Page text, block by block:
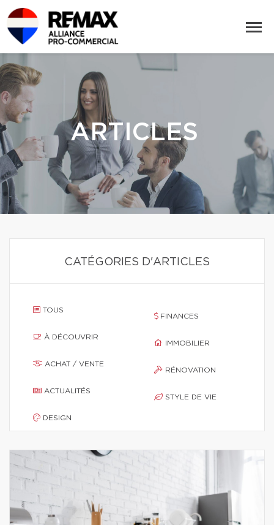
ARTICLES
CATÉGORIES D'ARTICLES
TOUS
À DÉCOUVRIR
ACHAT / VENTE
ACTUALITÉS
DESIGN
FINANCES
IMMOBILIER
RÉNOVATION
STYLE DE VIE